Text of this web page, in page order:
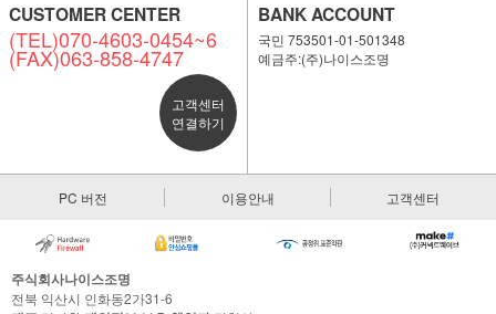
CUSTOMER CENTER
(TEL)070-4603-0454~6
(FAX)063-858-4747
고객센터
연결하기
BANK ACCOUNT
국민 753501-01-501348
예금주:(주)나이스조명
PC 버전 이용안내 고객센터
주식회사나이스조명
전북 익산시 인화동2가31-6